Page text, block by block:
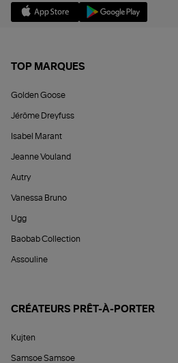
TOP MARQUES
Golden Goose
Jérôme Dreyfuss
Isabel Marant
Jeanne Vouland
Autry
Vanessa Bruno
Ugg
Baobab Collection
Assouline
CRÉATEURS PRÊT-À-PORTER
Kujten
Samsoe Samsoe